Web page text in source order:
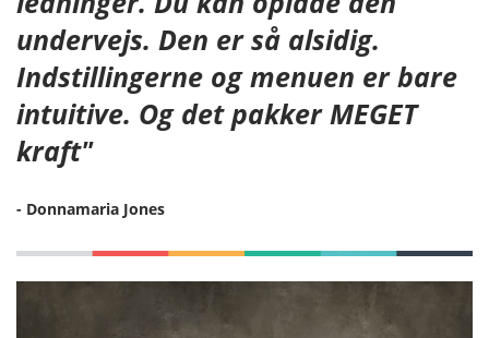
undervejs. Den er så alsidig.
Indstillingerne og menuen er bare
intuitive. Og det pakker MEGET
kraft"
- Donnamaria Jones